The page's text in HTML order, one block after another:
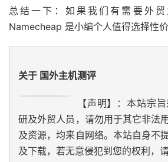
总结一下：如果我们有需要外贸
Namecheap 是小编个人值得选择性价
关于 国外主机测评
【声明】：本站宗
研及外贸人员，请勿用于其它非法
及资源，均来自网络。本站自身不
及下载，若无意侵犯到您的权利，